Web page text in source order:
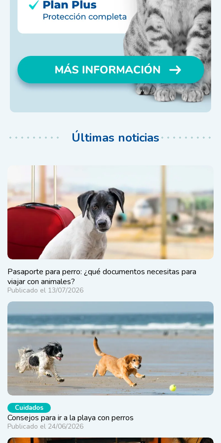
Últimas noticias
Pasaporte para perro: ¿qué documentos necesitas para
viajar con animales?
Publicado el 13/07/2026
Cuidados
Consejos para ir a la playa con perros
Publicado el 24/06/2026